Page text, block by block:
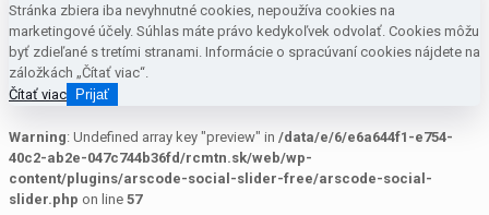
Stránka zbiera iba nevyhnutné cookies, nepoužíva cookies na
marketingové účely. Súhlas máte právo kedykoľvek odvolať. Cookies môžu
byť zdieľané s tretími stranami. Informácie o spracúvaní cookies nájdete na
záložkách „Čítať viac“.
Čítať viac Prijať
Warning: Undefined array key "preview" in /data/e/6/e6a644f1-e754-
40c2-ab2e-047c744b36fd/rcmtn.sk/web/wp-
content/plugins/arscode-social-slider-free/arscode-social-
slider.php on line 57